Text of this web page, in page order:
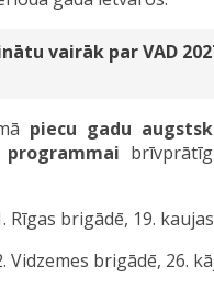
vairāk par VAD
piecu gadu
Rīgas brigādē, 19.
Vidzemes brigādē, 26.